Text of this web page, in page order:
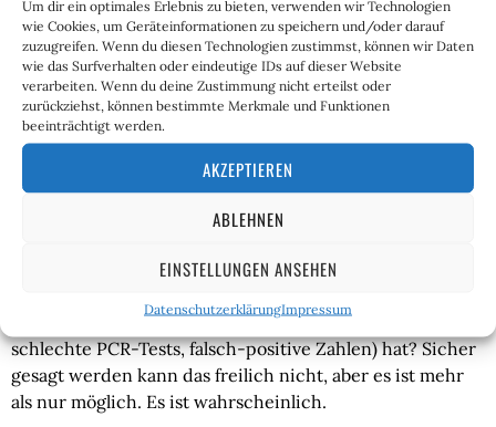
Um dir ein optimales Erlebnis zu bieten, verwenden wir Technologien
wie Cookies, um Geräteinformationen zu speichern und/oder darauf
zuzugreifen. Wenn du diesen Technologien zustimmst, können wir Daten
wie das Surfverhalten oder eindeutige IDs auf dieser Website
verarbeiten. Wenn du deine Zustimmung nicht erteilst oder
zurückziehst, können bestimmte Merkmale und Funktionen
beeinträchtigt werden.
AKZEPTIEREN
ABLEHNEN
EINSTELLUNGEN ANSEHEN
DatenschutzerklärungImpressum
Dass am deutschen Wesen bekanntlich die Welt genesen
soll, zeigt die hochnäsige Kritik an den freiheitlichen
Schmuddelkindern Schweden und Schweiz. Gleichzeitig
ist ein “harter Lockdown” im Gespräch, wie
regierungsnahe Medien verlautbaren lassen.
Merkel wolle einen Schritt weitergehen. Warum? Weil
die Infektionszahlen nicht sinken. Könnte es also,
“Lockdown-Light” in Deutschland überhaupt keine
(Kreuzreaktivität normale Grippe, mehr Testungen,
schlechte PCR-Tests, falsch-positive Zahlen) hat? Sicher
gesagt werden kann das freilich nicht, aber es ist mehr
als nur möglich. Es ist wahrscheinlich.